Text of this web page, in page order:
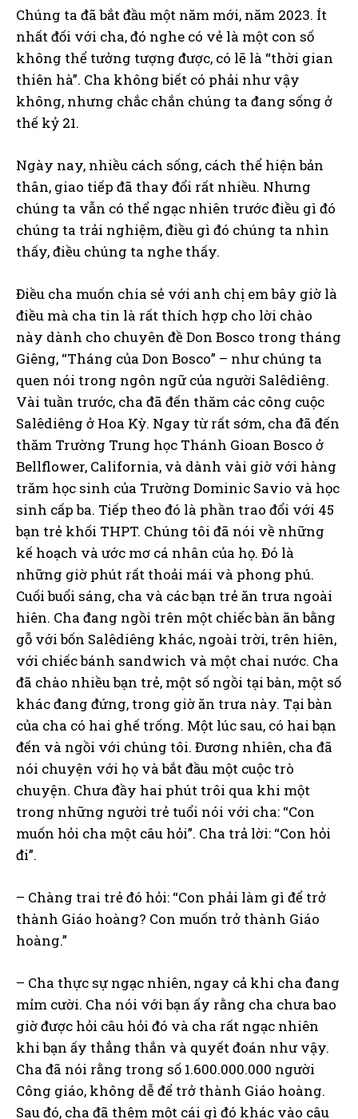
Chúng ta đã bắt đầu một năm mới, năm 2023. Ít
nhất đối với cha, đó nghe có vẻ là một con số
không thể tưởng tượng được, có lẽ là “thời gian
thiên hà”. Cha không biết có phải như vậy
không, nhưng chắc chắn chúng ta đang sống ở
thế kỷ 21.
Ngày nay, nhiều cách sống, cách thể hiện bản
thân, giao tiếp đã thay đổi rất nhiều. Nhưng
chúng ta vẫn có thể ngạc nhiên trước điều gì đó
chúng ta trải nghiệm, điều gì đó chúng ta nhìn
thấy, điều chúng ta nghe thấy.
Điều cha muốn chia sẻ với anh chị em bây giờ là
điều mà cha tin là rất thích hợp cho lời chào
này dành cho chuyên đề Don Bosco trong tháng
Giêng, “Tháng của Don Bosco” – như chúng ta
quen nói trong ngôn ngữ của người Salêdiêng.
Vài tuần trước, cha đã đến thăm các công cuộc
Salêdiêng ở Hoa Kỳ. Ngay từ rất sớm, cha đã đến
thăm Trường Trung học Thánh Gioan Bosco ở
Bellflower, California, và dành vài giờ với hàng
trăm học sinh của Trường Dominic Savio và học
sinh cấp ba. Tiếp theo đó là phần trao đổi với 45
bạn trẻ khối THPT. Chúng tôi đã nói về những
kế hoạch và ước mơ cá nhân của họ. Đó là
những giờ phút rất thoải mái và phong phú.
Cuối buổi sáng, cha và các bạn trẻ ăn trưa ngoài
hiên. Cha đang ngồi trên một chiếc bàn ăn bằng
gỗ với bốn Salêdiêng khác, ngoài trời, trên hiên,
với chiếc bánh sandwich và một chai nước. Cha
đã chào nhiều bạn trẻ, một số ngồi tại bàn, một số
khác đang đứng, trong giờ ăn trưa này. Tại bàn
của cha có hai ghế trống. Một lúc sau, có hai bạn
đến và ngồi với chúng tôi. Đương nhiên, cha đã
nói chuyện với họ và bắt đầu một cuộc trò
chuyện. Chưa đầy hai phút trôi qua khi một
trong những người trẻ tuổi nói với cha: “Con
muốn hỏi cha một câu hỏi”. Cha trả lời: “Con hỏi
đi”.
– Chàng trai trẻ đó hỏi: “Con phải làm gì để trở
thành Giáo hoàng? Con muốn trở thành Giáo
hoàng.”
– Cha thực sự ngạc nhiên, ngay cả khi cha đang
mỉm cười. Cha nói với bạn ấy rằng cha chưa bao
giờ được hỏi câu hỏi đó và cha rất ngạc nhiên
khi bạn ấy thẳng thắn và quyết đoán như vậy.
Cha đã nói rằng trong số 1.600.000.000 người
Công giáo, không dễ để trở thành Giáo hoàng.
Sau đó, cha đã thêm một cái gì đó khác vào câu